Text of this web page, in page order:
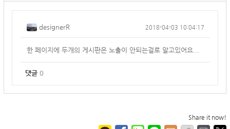
designerR 2018-04-03 10:04:17
한 페이지에 두개의 게시판은 노출이 안되는걸로 알고있어요...
댓글 0
Share it now!